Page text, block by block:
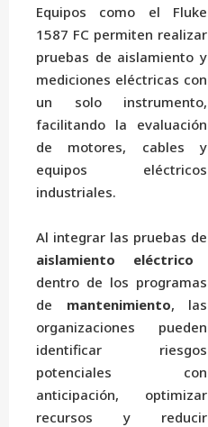
Equipos como el Fluke
1587 FC permiten realizar
pruebas de aislamiento y
mediciones eléctricas con
un solo instrumento,
facilitando la evaluación
de motores, cables y
equipos eléctricos
industriales.
Al integrar las pruebas de
aislamiento eléctrico
dentro de los programas
de mantenimiento, las
organizaciones pueden
identificar riesgos
potenciales con
anticipación, optimizar
recursos y reducir